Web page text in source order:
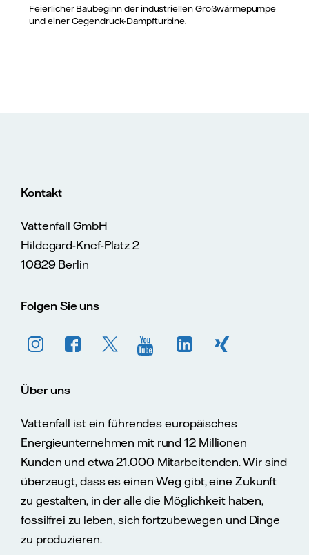
Feierlicher Baubeginn der industriellen Großwärmepumpe
und einer Gegendruck-Dampfturbine.
Kontakt
Vattenfall GmbH
Hildegard-Knef-Platz 2
10829 Berlin
Folgen Sie uns
Über uns
Vattenfall ist ein führendes europäisches
Energieunternehmen mit rund 12 Millionen
Kunden und etwa 21.000 Mitarbeitenden. Wir sind
überzeugt, dass es einen Weg gibt, eine Zukunft
zu gestalten, in der alle die Möglichkeit haben,
fossilfrei zu leben, sich fortzubewegen und Dinge
zu produzieren.